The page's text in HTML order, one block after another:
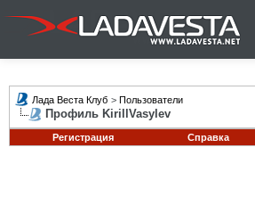
Лада Веста Клуб > Пользователи
Профиль KirillVasylev
Регистрация Справка